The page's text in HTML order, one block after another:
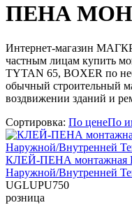
ПЕНА
Интернет-магазин
частным лицам купить
TYTAN 65, BOXER по
обычный строительный
воздвижении зданий и
Сортировка: По ценеПо
КЛЕЙ-ПЕНА монтажная
Наружной/Внутренней
UGLUPU750
розница